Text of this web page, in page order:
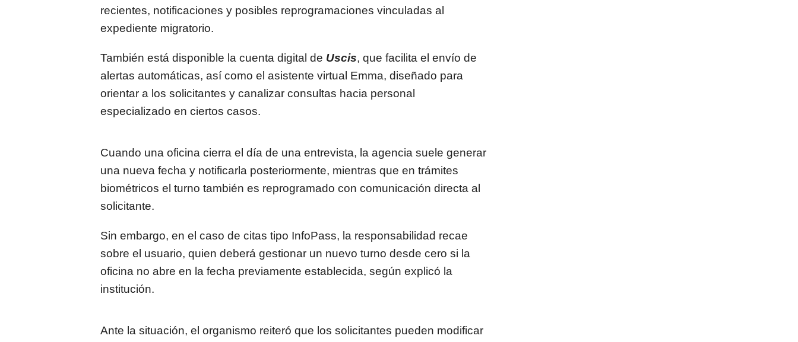
recientes, notificaciones y posibles reprogramaciones vinculadas al
expediente migratorio.
También está disponible la cuenta digital de Uscis, que facilita el envío de
alertas automáticas, así como el asistente virtual Emma, diseñado para
orientar a los solicitantes y canalizar consultas hacia personal
especializado en ciertos casos.
Cuando una oficina cierra el día de una entrevista, la agencia suele generar
una nueva fecha y notificarla posteriormente, mientras que en trámites
biométricos el turno también es reprogramado con comunicación directa al
solicitante.
Sin embargo, en el caso de citas tipo InfoPass, la responsabilidad recae
sobre el usuario, quien deberá gestionar un nuevo turno desde cero si la
oficina no abre en la fecha previamente establecida, según explicó la
institución.
Ante la situación, el organismo reiteró que los solicitantes pueden modificar